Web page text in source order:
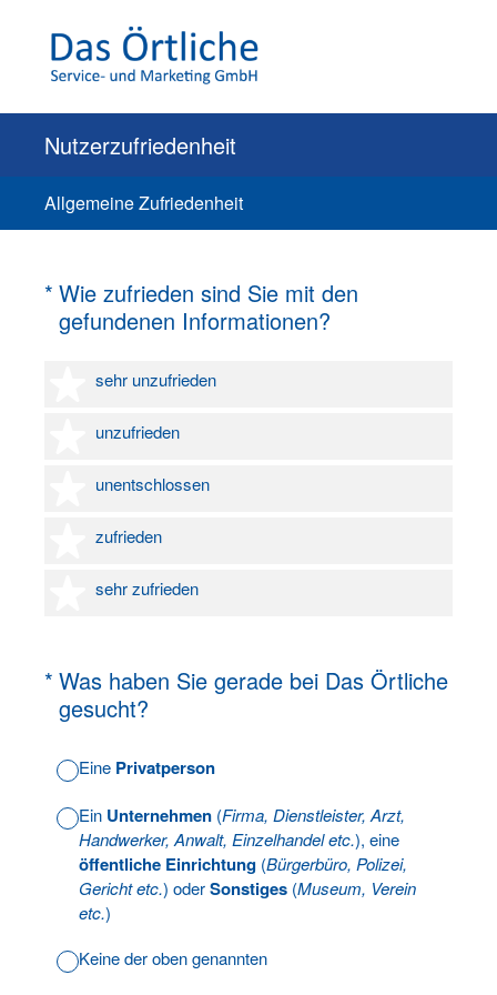
Nutzerzufriedenheit
Allgemeine Zufriedenheit
* Wie zufrieden sind Sie mit den
gefundenen Informationen?
(Erforderlich.)
sehr unzufrieden
1 Stern
unzufrieden
2 Sterne
unentschlossen
3 Sterne
zufrieden
4 Sterne
sehr zufrieden
5 Sterne
* Was haben Sie gerade bei Das Örtliche
gesucht?
(Erforderlich.)
Eine Privatperson
Ein Unternehmen (Firma, Dienstleister, Arzt,
Handwerker, Anwalt, Einzelhandel etc.), eine
öffentliche Einrichtung (Bürgerbüro, Polizei,
Gericht etc.) oderSonstiges (Museum, Verein
etc.)
Keine der oben genannten